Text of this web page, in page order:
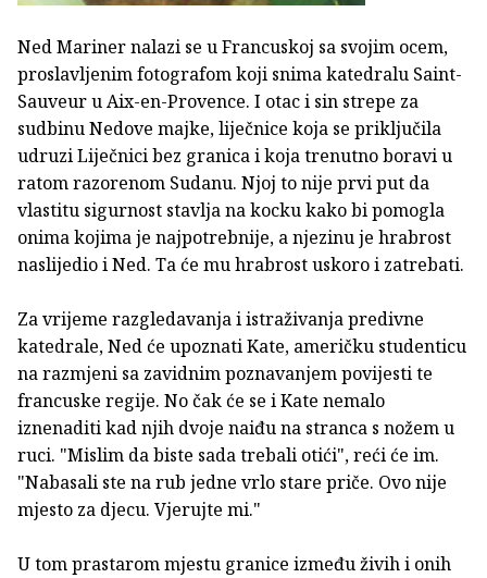
Ned Mariner nalazi se u Francuskoj sa svojim ocem,
proslavljenim fotografom koji snima katedralu Saint-
Sauveur u Aix-en-Provence. I otac i sin strepe za
sudbinu Nedove majke, liječnice koja se priključila
udruzi Liječnici bez granica i koja trenutno boravi u
ratom razorenom Sudanu. Njoj to nije prvi put da
vlastitu sigurnost stavlja na kocku kako bi pomogla
onima kojima je najpotrebnije, a njezinu je hrabrost
naslijedio i Ned. Ta će mu hrabrost uskoro i zatrebati.
Za vrijeme razgledavanja i istraživanja predivne
katedrale, Ned će upoznati Kate, američku studenticu
na razmjeni sa zavidnim poznavanjem povijesti te
francuske regije. No čak će se i Kate nemalo
iznenaditi kad njih dvoje naiđu na stranca s nožem u
ruci. "Mislim da biste sada trebali otići", reći će im.
"Nabasali ste na rub jedne vrlo stare priče. Ovo nije
mjesto za djecu. Vjerujte mi."
U tom prastarom mjestu granice između živih i onih